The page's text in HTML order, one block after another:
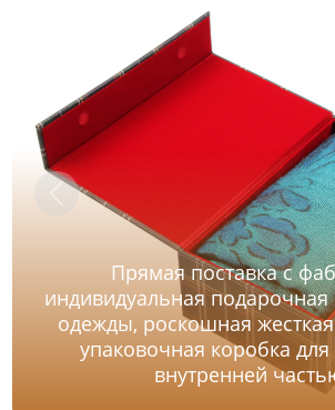
Прямая поставка с
индивидуальная подарочная
одежды, роскошная
упаковочная коробка
внутренней